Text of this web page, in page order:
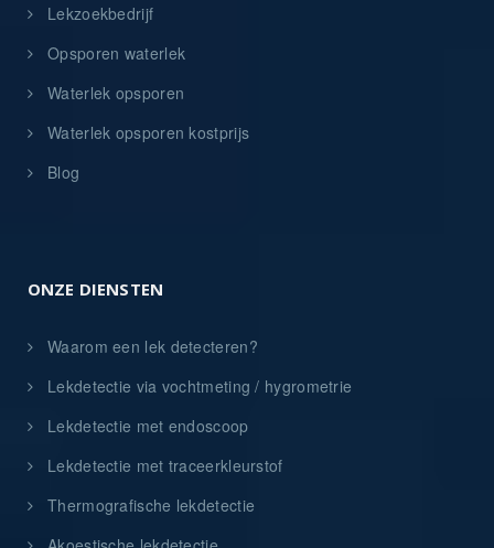
Lekzoekbedrijf
Opsporen waterlek
Waterlek opsporen
Waterlek opsporen kostprijs
Blog
ONZE DIENSTEN
Waarom een lek detecteren?
Lekdetectie via vochtmeting / hygrometrie
Lekdetectie met endoscoop
Lekdetectie met traceerkleurstof
Thermografische lekdetectie